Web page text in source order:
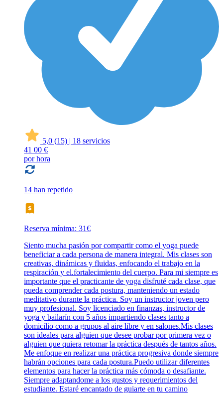
5,0 (15) | 18 servicios
41 00 €
por hora
14 han repetido
Reserva mínima: 31€
Siento mucha pasión por compartir como el yoga puede
beneficiar a cada persona de manera integral. Mis clases son
creativas, dinámicas y fluidas, enfocando el trabajo en la
respiración y el.fortalecimiento del cuerpo. Para mi siempre es
importante que el practicante de yoga disfruté cada clase, que
pueda comprender cada postura, manteniendo un estado
meditativo durante la práctica. Soy un instructor joven pero
muy profesional. Soy licenciado en finanzas, instructor de
yoga y bailarín con 5 años impartiendo clases tanto a
domicilio como a grupos al aire libre y en salones.Mis clases
son ideales para alguien que desee probar por primera vez o
alguien que quiera retomar la práctica después de tantos años.
Me enfoque en realizar una práctica progresiva donde siempre
habrán opciones para cada postura.Puedo utilizar diferentes
elementos para hacer la práctica más cómoda o desafiante.
Siempre adaptandome a los gustos y requerimientos del
estudiante. Estaré encantado de guiarte en tu camino